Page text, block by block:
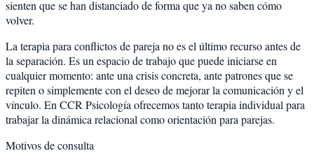
sienten que se han distanciado de forma que ya no saben cómo
volver.
La terapia para conflictos de pareja no es el último recurso antes de
la separación. Es un espacio de trabajo que puede iniciarse en
cualquier momento: ante una crisis concreta, ante patrones que se
repiten o simplemente con el deseo de mejorar la comunicación y el
vínculo. En CCR Psicología ofrecemos tanto terapia individual para
trabajar la dinámica relacional como orientación para parejas.
Motivos de consulta